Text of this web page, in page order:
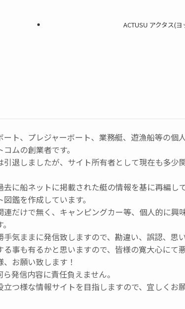
ACTUSU アクタス(ヨ
ト、プレジャーボート、業務艇、遊漁船等の個
ムの創業者です。
引退しましたが、サイト所有者として現在も多少
去に船ネットに掲載された艇の情報を基に再編し
鑑を作成しています。
連だけで無く、キャンピングカー等、個人的に興
気ままに発信致しますので、勘違い、誤認、思い
る事も有るかと思いますので、皆様の寛大心にて
、お願い致します！
発信内容に責任負えません。
つ様な情報サイトを目指しますので、宜しくお願